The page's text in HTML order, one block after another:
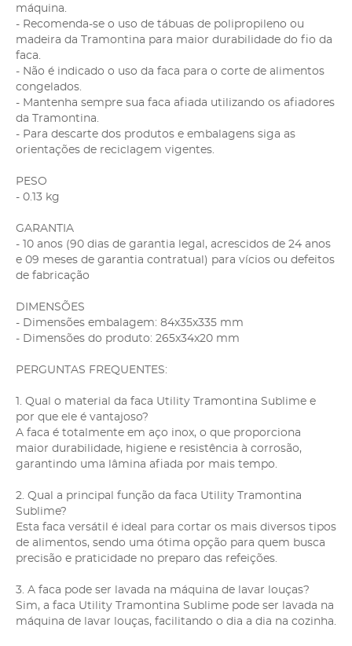
máquina.
- Recomenda-se o uso de tábuas de polipropileno ou
madeira da Tramontina para maior durabilidade do fio da
faca.
- Não é indicado o uso da faca para o corte de alimentos
congelados.
- Mantenha sempre sua faca afiada utilizando os afiadores
da Tramontina.
- Para descarte dos produtos e embalagens siga as
orientações de reciclagem vigentes.
PESO
- 0.13 kg
GARANTIA
- 10 anos (90 dias de garantia legal, acrescidos de 24 anos
e 09 meses de garantia contratual) para vícios ou defeitos
de fabricação
DIMENSÕES
- Dimensões embalagem: 84x35x335 mm
- Dimensões do produto: 265x34x20 mm
PERGUNTAS FREQUENTES:
1. Qual o material da faca Utility Tramontina Sublime e
por que ele é vantajoso?
A faca é totalmente em aço inox, o que proporciona
maior durabilidade, higiene e resistência à corrosão,
garantindo uma lâmina afiada por mais tempo.
2. Qual a principal função da faca Utility Tramontina
Sublime?
Esta faca versátil é ideal para cortar os mais diversos tipos
de alimentos, sendo uma ótima opção para quem busca
precisão e praticidade no preparo das refeições.
3. A faca pode ser lavada na máquina de lavar louças?
Sim, a faca Utility Tramontina Sublime pode ser lavada na
máquina de lavar louças, facilitando o dia a dia na cozinha.